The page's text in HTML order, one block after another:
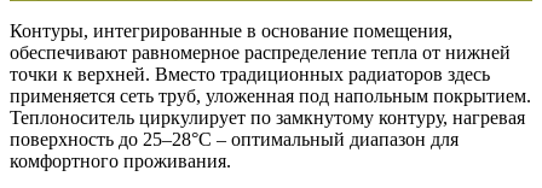
Контуры, интегрированные в основание помещения,
обеспечивают равномерное распределение тепла от нижней
точки к верхней. Вместо традиционных радиаторов здесь
применяется сеть труб, уложенная под напольным покрытием.
Теплоноситель циркулирует по замкнутому контуру, нагревая
поверхность до 25–28°C – оптимальный диапазон для
комфортного проживания.